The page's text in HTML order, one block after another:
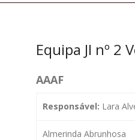
Equipa JI nº 2
AAAF
Responsável: Lara
Almerinda Abrunhosa